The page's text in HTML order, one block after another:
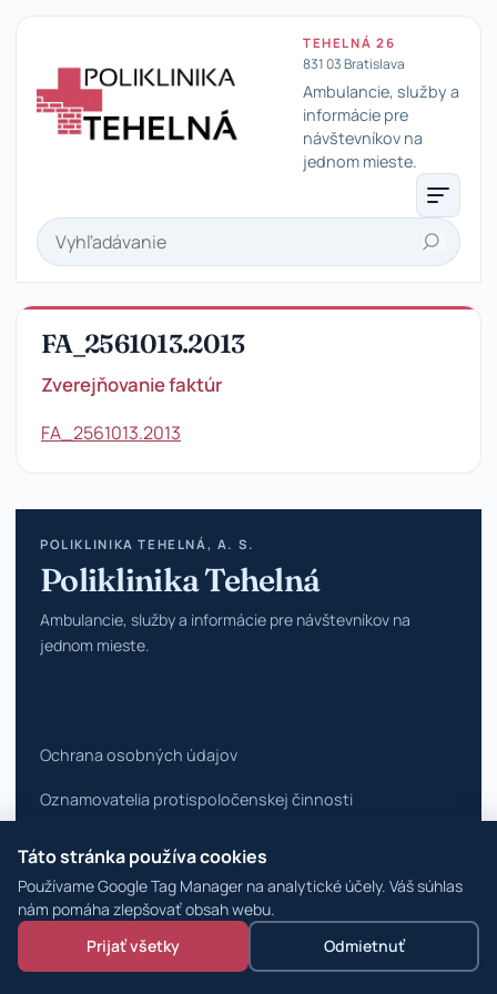
Táto stránka používa cookies
Používame Google Tag Manager na analytické účely. Váš súhlas
nám pomáha zlepšovať obsah webu.
Prijať všetky
Odmietnuť
TEHELNÁ 26
831 03 Bratislava
Ambulancie, služby a
informácie pre
návštevníkov na
jednom mieste.
Hľadať
FA_2561013.2013
Zverejňovanie faktúr
FA_2561013.2013
POLIKLINIKA TEHELNÁ, A. S.
Poliklinika Tehelná
Ambulancie, služby a informácie pre návštevníkov na
jednom mieste.
Ochrana osobných údajov
Oznamovatelia protispoločenskej činnosti
Vyhlásenie o prístupnosti
Zmeniť nastavenia cookies
© 2026 Poliklinika Tehelná · WordPress špecialisti